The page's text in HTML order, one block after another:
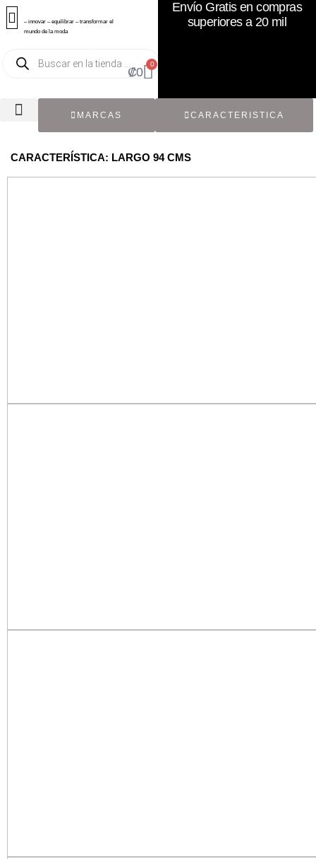
– innovar – equilibrar – transformar el
mundo de la moda
₡0
0
Envío Gratis en compras
superiores a 20 mil
MARCAS CARACTERISTICA
CARACTERÍSTICA: LARGO 94 CMS